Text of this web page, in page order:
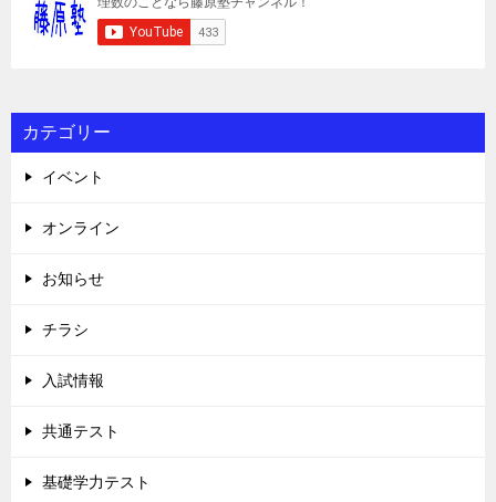
カテゴリー
イベント
オンライン
お知らせ
チラシ
入試情報
共通テスト
基礎学力テスト